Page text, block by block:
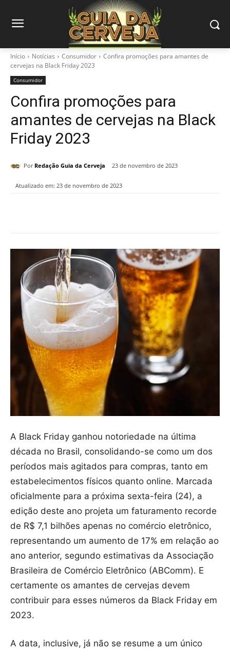
Início Notícias Consumidor
Confira promoções para amantes de
cervejas na Black Friday 2023
Consumidor
Confira promoções para
amantes de cervejas na Black
Friday 2023
Por Redação Guia da Cerveja 23 de novembro de 2023
Atualizado em: 23 de novembro de 2023
A Black Friday ganhou notoriedade na última
década no Brasil, consolidando-se como um dos
períodos mais agitados para compras, tanto em
estabelecimentos físicos quanto online. Marcada
oficialmente para a próxima sexta-feira (24), a
edição deste ano projeta um faturamento recorde
de R$ 7,1 bilhões apenas no comércio eletrônico,
representando um aumento de 17% em relação ao
ano anterior, segundo estimativas da Associação
Brasileira de Comércio Eletrônico (ABComm). E
certamente os amantes de cervejas devem
contribuir para esses números da Black Friday em
2023.
A data, inclusive, já não se resume a um único